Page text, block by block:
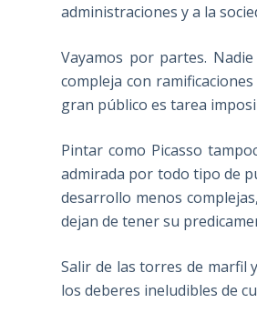
administraciones y a la
Vayamos por partes.
compleja con
gran público es tarea
Pintar como Picasso
admirada por todo tipo de
desarrollo menos
dejan de tener su
Salir de las torres de marfil
los deberes ineludibles de